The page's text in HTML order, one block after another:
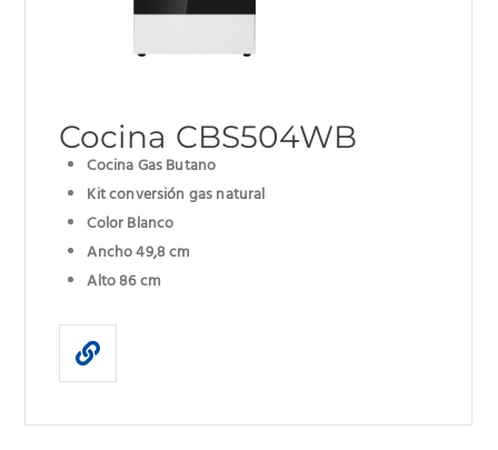
Cocina CBS504WB
Cocina Gas Butano
Kit conversión gas natural
Color Blanco
Ancho 49,8 cm
Alto 86 cm